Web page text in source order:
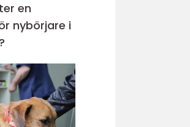
en
nybörjare i